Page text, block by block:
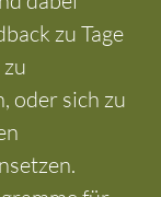
dabei
zu Tage
oder sich zu